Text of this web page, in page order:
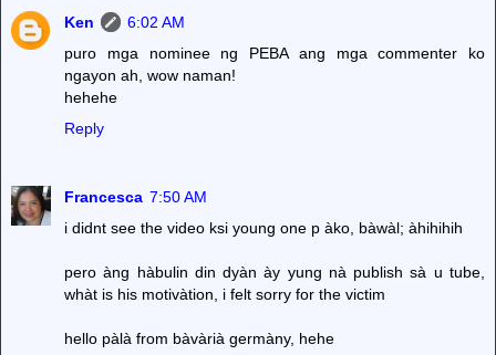
Ken
6:02 AM
puro mga nominee ng PEBA ang mga commenter ko
ngayon ah, wow naman!
hehehe
Reply
Francesca 7:50 AM
i didnt see the video ksi young one p àko, bàwàl; àhihihih
pero àng hàbulin din dyàn ày yung nà publish sà u tube,
whàt is his motivàtion, i felt sorry for the victim
hello pàlà from bàvàrià germàny, hehe